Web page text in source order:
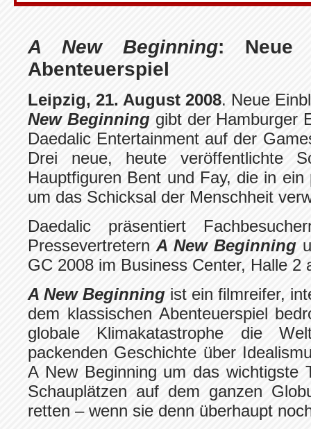
A New Beginning: Neue
Abenteuerspiel
Leipzig, 21. August 2008. Neue
New Beginning gibt der Hamburger
Daedalic Entertainment auf der
Drei neue, heute veröffentlichte
Hauptfiguren Bent und Fay, die in
um das Schicksal der Menschheit
Daedalic präsentiert
Pressevertretern A New Beginning
GC 2008 im Business Center, Halle 2
A New Beginning ist ein filmreifer,
dem klassischen Abenteuerspiel
globale Klimakatastrophe die
packenden Geschichte über
A New Beginning um das wichtigste
Schauplätzen auf dem ganzen
retten – wenn sie denn überhaupt